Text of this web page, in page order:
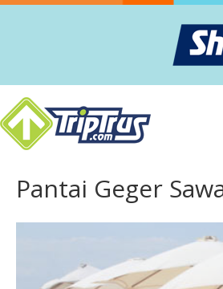
Pantai Geger